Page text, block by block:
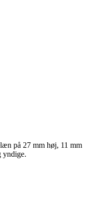
på 27 mm høj, 11 mm
yndige.